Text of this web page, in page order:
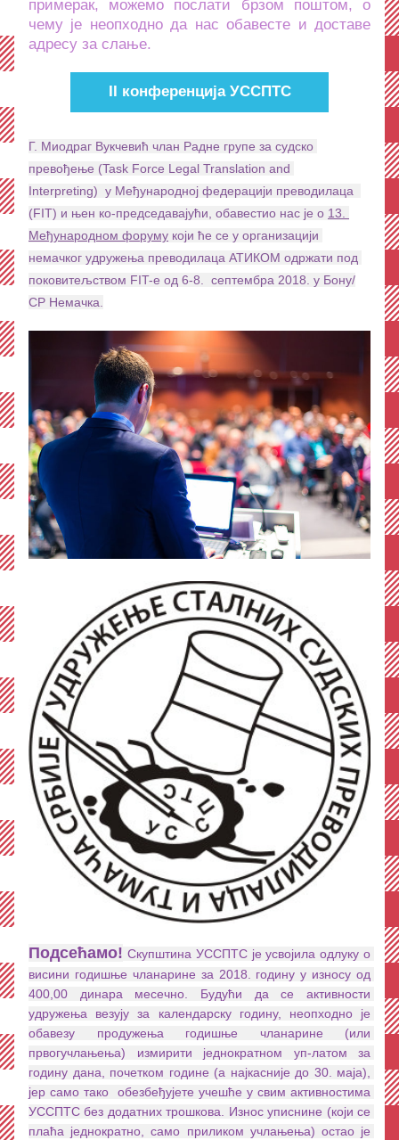
примерак, можемо послати брзом поштом, о
чему је неопходно да нас обавесте и доставе
адресу за слање.
II конференција УССПТС
Г. Миодраг Вукчевић члан Радне групе за судско
превођење (Task Force Legal Translation and
Interpreting)  у Међународној федерацији преводилаца
(FIT) и њен ко-председавајући, обавестиo нас је о 13.
Међународном форуму који ће се у организацији
немачког удружења преводилаца АТИКОМ одржати под
поковитељством FIT-e од 6-8.  септембра 2018. у Бону/
СР Немачка.
Подсећамо! Скупштина УССПТС је усвојила одлуку о
висини годишње чланарине за 2018. годину у износу од
400,00 динара месечно. Будући да се активности
удружења везују за календарску годину, неопходно је
обавезу продужења годишње чланарине (или
првогучлањења) измирити једнократном уп-лaтом за
годину дана, почетком године (а најкасније до 30. маја),
јер само тако  обезбеђујете учешће у свим активностима
УССПТС без додатних трошкова. Износ уписнине (који се
плаћа једнократно, само приликом учлањења) остао је